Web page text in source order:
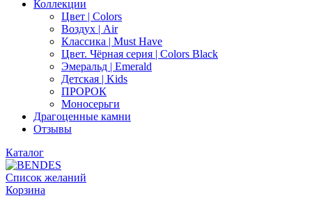
Коллекции
Цвет | Colors
Воздух | Air
Классика | Must Have
Цвет. Чёрная серия | Colors Black
Эмеральд | Emerald
Детская | Kids
ПРОРОК
Моносерьги
Драгоценные камни
Отзывы
Каталог
Список желаний
Корзина